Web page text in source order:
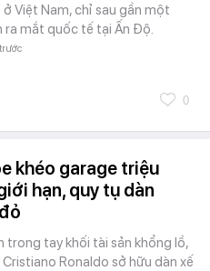
Việt Nam, chỉ sau gần một
ra mắt quốc tế tại Ấn Độ.
0
khéo garage triệu
hạn, quy tụ dàn
trong tay khối tài sản khổng lồ,
Cristiano Ronaldo sở hữu dàn xế